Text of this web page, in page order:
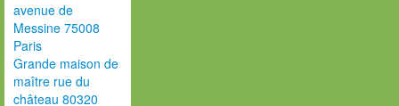
avenue de
Messine 75008
Paris
Grande maison de
maître rue du
château 80320